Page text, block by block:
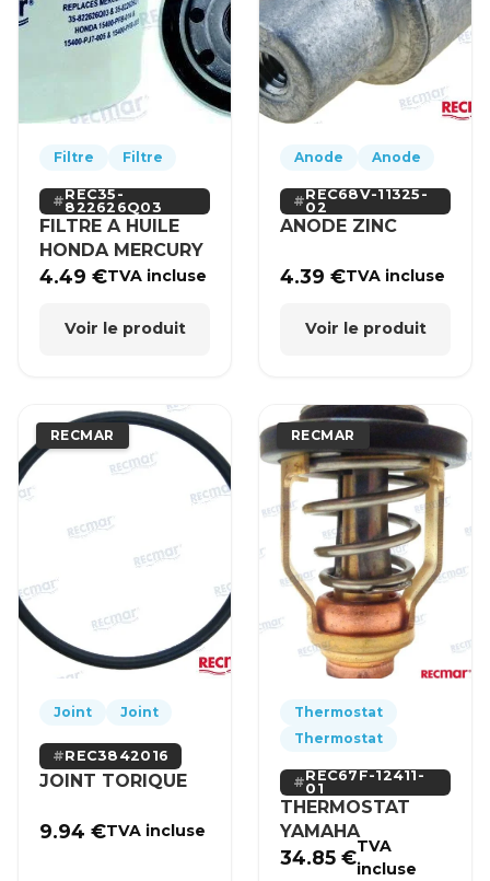
Filtre Filtre
REC35-
822626Q03
FILTRE A HUILE
HONDA MERCURY
4.49€TVA incluse
Voir le produit
Anode Anode
REC68V-11325-
02
ANODE ZINC
4.39€TVA incluse
Voir le produit
RECMAR
Joint Joint
REC3842016
JOINT TORIQUE
9.94€TVA incluse
RECMAR
Thermostat
Thermostat
REC67F-12411-
01
THERMOSTAT
YAMAHA
34.85€TVA
incluse